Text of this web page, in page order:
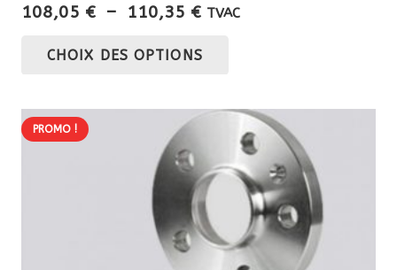
108,05 € – 110,35 €Plage
prix :
110,35 €
TVAC
CHOIX DES OPTIONS
plusieurs
variations.
Les
options
peuvent
être
choisies
PROMO !